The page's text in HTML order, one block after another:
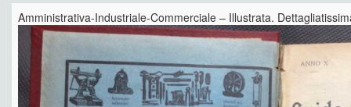
Amministrativa-Industriale-Commerciale – Illustrata.